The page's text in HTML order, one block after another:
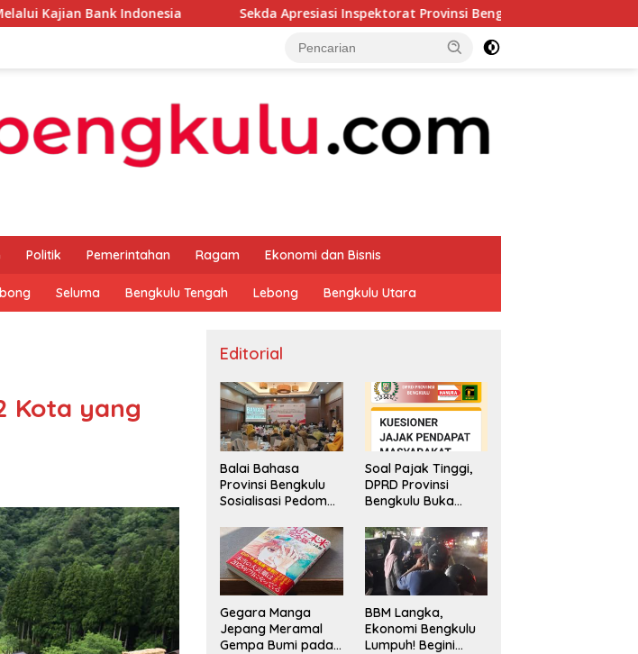
Indonesia Sekda Apresiasi Inspektorat Provinsi Bengkulu Dukung Gerakan Donor Darah
Politik Pemerintahan Ragam Ekonomi dan Bisnis
Seluma Bengkulu Tengah Lebong Bengkulu Utara
Kota yang
Editorial
Balai Bahasa
Provinsi Bengkulu
Sosialisasi Pedoman
Penggunaan
Bahasa Indonesia
Soal Pajak Tinggi,
DPRD Provinsi
Bengkulu Buka
Pengaduan
Masyarakat
Gegara Manga
Jepang Meramal
Gempa Bumi pada
BBM Langka,
Ekonomi Bengkulu
Lumpuh! Begini